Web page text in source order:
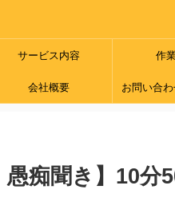
サービス内容 作
会社概要 お問い合
愚痴聞き】10分